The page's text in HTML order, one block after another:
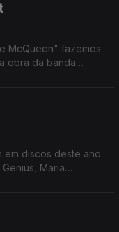
McQueen" fazemos
obra da banda
em discos deste ano.
Maria